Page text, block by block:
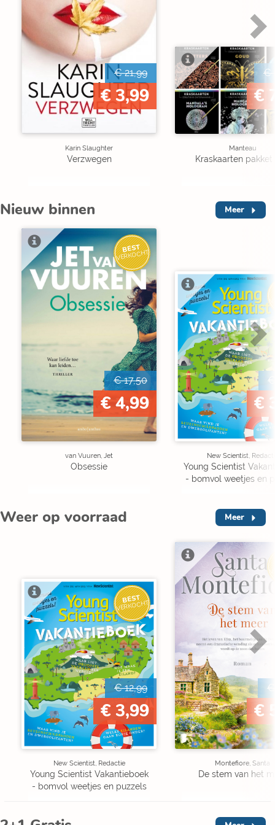
€ 21,99
€ 3,99
Karin Slaughter
Verzwegen
€
€
Manteau
Kraskaarten pakket
Nieuw binnen Meer
BEST
VERKOCHT
€ 17,50
€ 4,99
van Vuuren, Jet
Obsessie
€
New Scientist,
Young Scientist
- bomvol weetjes en
Weer op voorraad Meer
BEST
VERKOCHT
€ 12,99
€ 3,99
New Scientist, Redactie
Young Scientist Vakantieboek
- bomvol weetjes en puzzels
€
€
Montefiore, Santa
De stem van het